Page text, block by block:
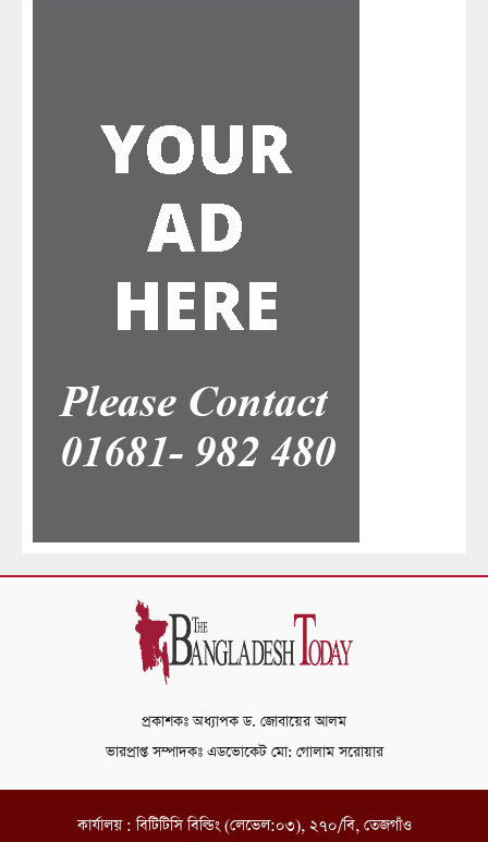
প্রকাশকঃ অধ্যাপক ড. জোবায়ের আলম
ভারপ্রাপ্ত সম্পাদকঃ এডভোকেট মো: গোলাম সরোয়ার
কার্যালয় : বিটিটিসি বিল্ডিং (লেভেল:০৩), ২৭০/বি, তেজগাঁও